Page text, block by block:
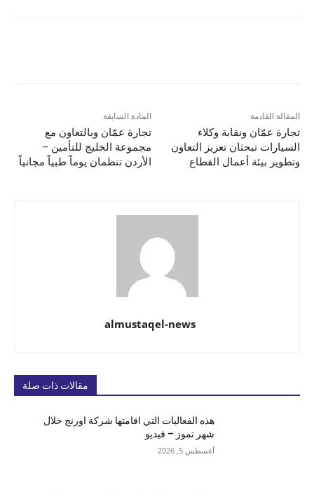
المادة السابقة
تجارة عمّان وبالتعاون مع
مجموعة الخليج للتأمين –
الأردن تنظمان يوماً طبياً مجانياً
المقالة القادمة
تجارة عمّان ونقابة وكلاء
السيارات تبحثان تعزيز التعاون
وتطوير بيئة أعمال القطاع
almustaqel-news
مقالات ذات صلة
هذه الفعاليات التي اقامتها شركة اورنج خلال
شهر تموز – فيديو
أغسطس 5, 2026